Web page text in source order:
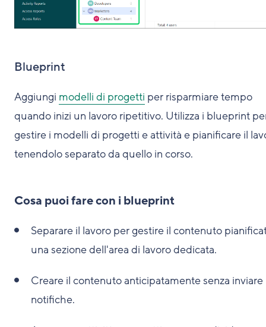
Blueprint
Aggiungi modelli di progetti per risparmiare tempo
quando inizi un lavoro ripetitivo. Utilizza i blueprint
gestire i modelli di progetti e attività e pianificare il
tenendolo separato da quello in corso.
Cosa puoi fare con i blueprint
Separare il lavoro per gestire il contenuto
una sezione dell'area di lavoro dedicata.
Creare il contenuto anticipatamente senza inviare
notifiche.